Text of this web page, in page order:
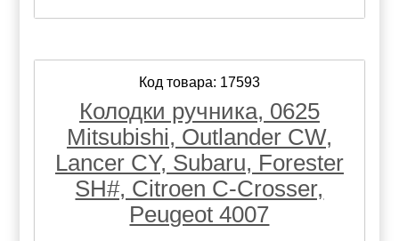
Код товара: 17593
Колодки ручника, 0625
Mitsubishi, Outlander CW,
Lancer CY, Subaru, Forester
SH#, Citroen C-Crosser,
Peugeot 4007